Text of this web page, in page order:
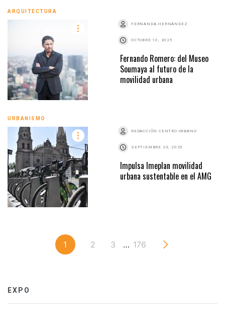
ARQUITECTURA
FERNANDA HERNÁNDEZ
OCTUBRE 10, 2025
Fernando Romero: del Museo
Soumaya al futuro de la
movilidad urbana
URBANISMO
REDACCIÓN CENTRO URBANO
SEPTIEMBRE 23, 2025
Impulsa Imeplan movilidad
urbana sustentable en el AMG
1 2 3 … 176
EXPO